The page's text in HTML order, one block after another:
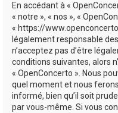
En accédant à «
« notre », « nos », «
« https://
légalement responsable
n’acceptez pas d’être
conditions suivantes, alors
« OpenConcerto ». Nous
quel moment et nous
informé, bien qu’il soit
par vous-même. Si vous